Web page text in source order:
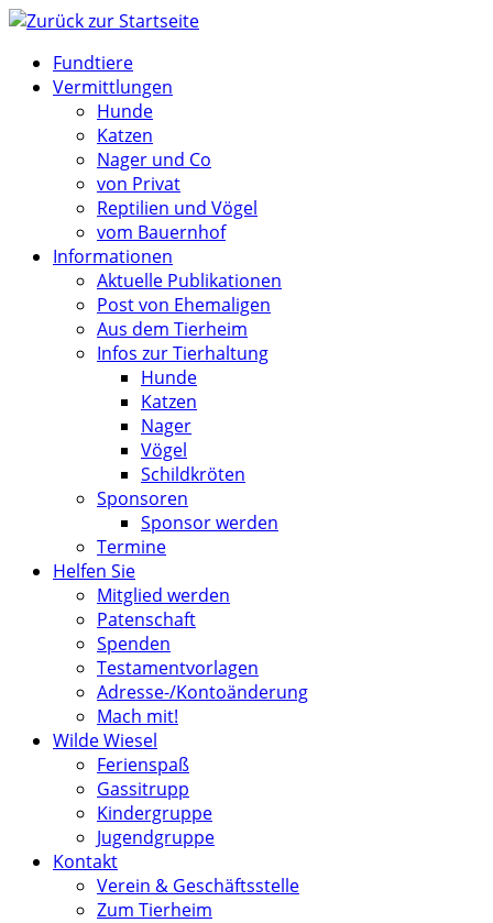
Zum
springenFundtiere
Vermittlungen
Hunde
Katzen
Nager und Co
von Privat
Reptilien und Vögel
vom Bauernhof
Informationen
Aktuelle Publikationen
Post von Ehemaligen
Aus dem Tierheim
Infos zur Tierhaltung
Hunde
Katzen
Nager
Vögel
Schildkröten
Sponsoren
Sponsor werden
Termine
Helfen Sie
Mitglied werden
Patenschaft
Spenden
Testamentvorlagen
Adresse-/Kontoänderung
Mach mit!
Wilde Wiesel
Ferienspaß
Gassitrupp
Kindergruppe
Jugendgruppe
Kontakt
Verein & Geschäftsstelle
Zum Tierheim